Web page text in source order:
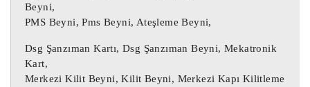
Şanzıman Beyni,
Airbag Beyni, Çıkma Airbag Beyni, Çıkma
SRS Beyni, SRS Beyni,
Çıkma Motor Beyni, Çıkma Motor Beyini,
Beyni,
PMS Beyni, Pms Beyni, Ateşleme Beyni,
Dsg Şanzıman Kartı, Dsg Şanzıman Beyni, Mekatronik
Kart,
Merkezi Kilit Beyni, Kilit Beyni, Merkezi Kapı Kilitleme